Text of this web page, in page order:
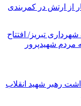
نقشه‌های تفکیکی ۵۹ هکتار از ارتش در کمربندی
تبریز/ افتتاح
شهیدپرور
رهبر شهید انقلاب